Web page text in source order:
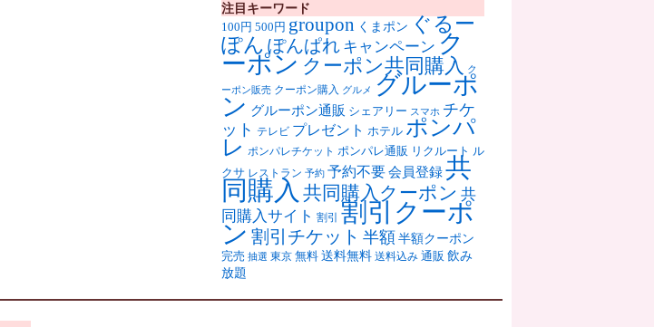
注目キーワード
100円 500円 groupon くまポン ぐるー
ぽん ぽんぱれ キャンペーン ク
ーポン クーポン共同購入 ク
ーポン販売 クーポン購入 グルメ グルーポ
ン グルーポン通販 シェアリー スマホ チケ
ット テレビ プレゼント ホテル ポンパ
レ ポンパレチケット ポンパレ通販 リクルート ル
クサ レストラン 予約 予約不要会員登録共
同購入 共同購入クーポン 共
同購入サイト 割引 割引クーポ
ン 割引チケット 半額 半額クーポン
完売 抽選 東京 無料 送料無料 送料込み 通販 飲み
放題